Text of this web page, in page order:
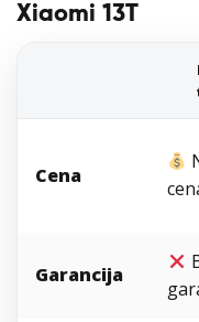
Xiaomi 13T
Cena
Garancija